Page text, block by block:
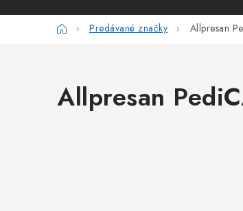
DomovPredávané značky Allpresan
Allpresan